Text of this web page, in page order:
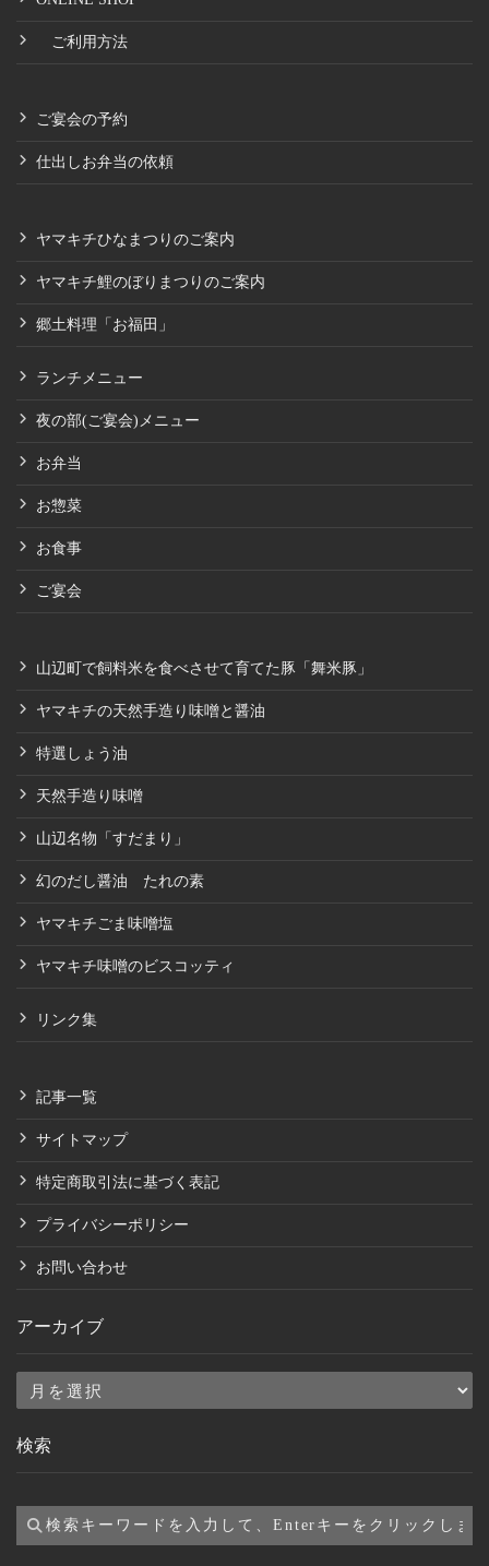
ご利用方法
ご宴会の予約
仕出しお弁当の依頼
ヤマキチひなまつりのご案内
ヤマキチ鯉のぼりまつりのご案内
郷土料理「お福田」
ランチメニュー
夜の部(ご宴会)メニュー
お弁当
お惣菜
お食事
ご宴会
山辺町で飼料米を食べさせて育てた豚「舞米豚」
ヤマキチの天然手造り味噌と醤油
特選しょう油
天然手造り味噌
山辺名物「すだまり」
幻のだし醤油 たれの素
ヤマキチごま味噌塩
ヤマキチ味噌のビスコッティ
リンク集
記事一覧
サイトマップ
特定商取引法に基づく表記
プライバシーポリシー
お問い合わせ
アーカイブ
ア
カ
ブ
検索